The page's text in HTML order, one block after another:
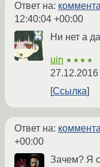
Ответ на:
12:40:04 +00:00
Ни нет а
uin ★★★★
Ссылка
Ответ на:
+00:00
Зачем? Я